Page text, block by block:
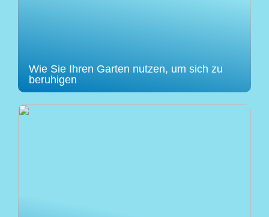
Wie Sie Ihren Garten nutzen, um sich zu
beruhigen